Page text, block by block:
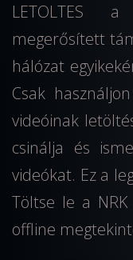
LETOLTES
megerősített
hálózat
Csak
videóinak
csinálja és
videókat. Ez a
Töltse le a
offline